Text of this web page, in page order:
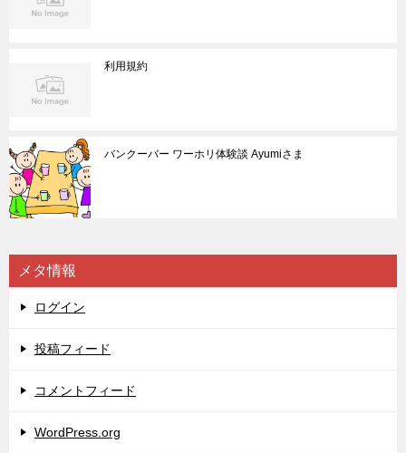
利用規約
バンクーバー ワーホリ体験談 Ayumiさま
メタ情報
ログイン
投稿フィード
コメントフィード
WordPress.org